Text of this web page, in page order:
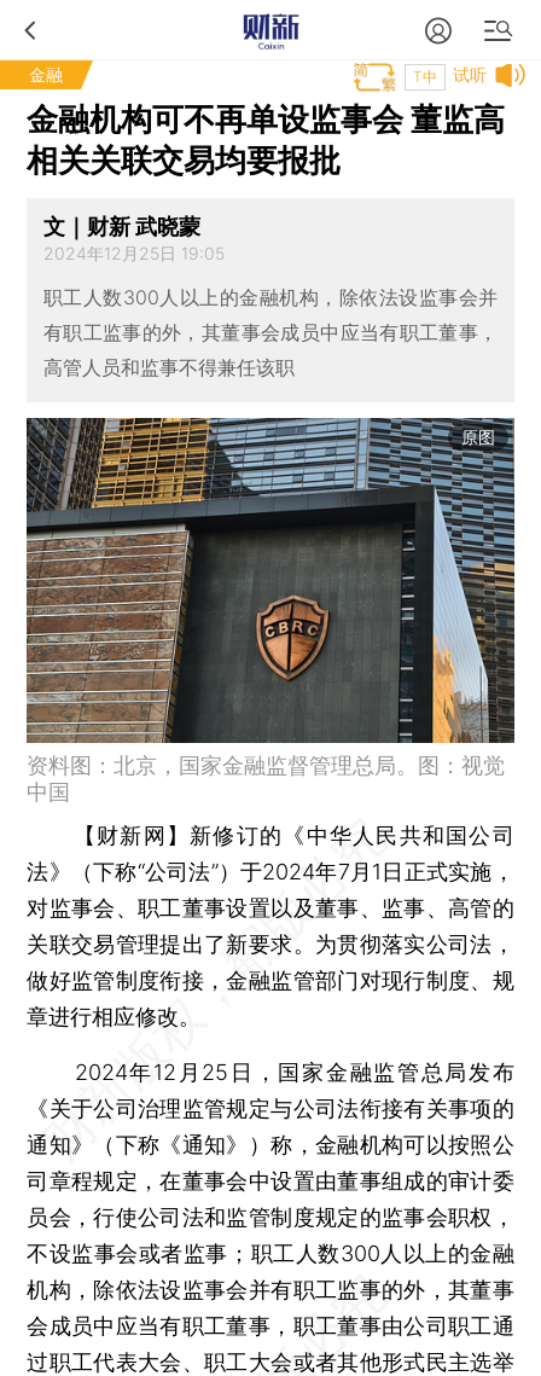
金融 试听
T中
金融机构可不再单设监事会 董监高
相关关联交易均要报批
文｜财新 武晓蒙
2024年12月25日 19:05
职工人数300人以上的金融机构，除依法设监事会并
有职工监事的外，其董事会成员中应当有职工董事，
高管人员和监事不得兼任该职
原图
资料图：北京，国家金融监督管理总局。图：视觉
中国
【财新网】 新修订的《中华人民共和国公司
法》（下称“公司法”）于2024年7月1日正式实施，
对监事会、职工董事设置以及董事、监事、高管的
关联交易管理提出了新要求。为贯彻落实公司法，
做好监管制度衔接，金融监管部门对现行制度、规
章进行相应修改。
2024年12月25日，国家金融监管总局发布
《关于公司治理监管规定与公司法衔接有关事项的
通知》（下称《通知》）称，金融机构可以按照公
司章程规定，在董事会中设置由董事组成的审计委
员会，行使公司法和监管制度规定的监事会职权，
不设监事会或者监事；职工人数300人以上的金融
机构，除依法设监事会并有职工监事的外，其董事
会成员中应当有职工董事，职工董事由公司职工通
过职工代表大会、职工大会或者其他形式民主选举